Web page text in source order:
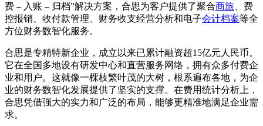
费 – 入账 – 归档”解决方案，合思为客户提供了聚合商旅 、费
控报销、收付款管理、财务收支经营分析和电子会计档案等全
方位财务数智化服务。
合思是专精特新企业，成立以来已累计融资超15亿元人民币。
它在全国多地设有研发中心和直营服务网络，拥有众多付费企
业和用户。这就像一棵枝繁叶茂的大树，根系遍布各地，为企
业的财务数智化发展提供了坚实的支撑。在费用统计分析上，
合思凭借强大的实力和广泛的布局，能够更精准地满足企业需
求。